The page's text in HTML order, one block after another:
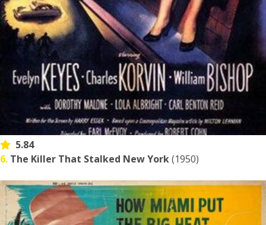
5.84
6. The Killer That Stalked New York(1950)